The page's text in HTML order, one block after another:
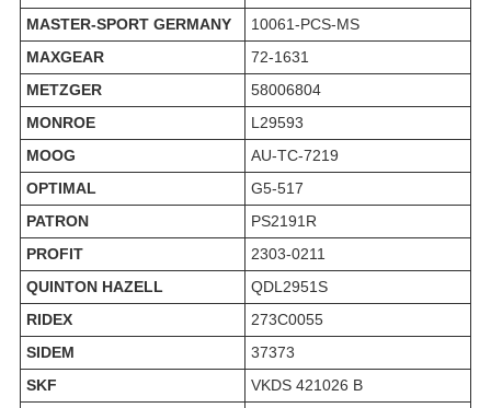
MASTER-SPORT GERMANY
10061-PCS-MS
MAXGEAR
72-1631
METZGER
58006804
MONROE
L29593
MOOG
AU-TC-7219
OPTIMAL
G5-517
PATRON
PS2191R
PROFIT
2303-0211
QUINTON HAZELL
QDL2951S
RIDEX
273C0055
SIDEM
37373
SKF
VKDS 421026 B